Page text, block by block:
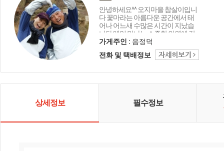
안녕하세요^^ 오지마을 참살이입니
다 꽃마라는 아름다운 공간에서 태
어나 어느새 수많은 시간이 지났습
니다 매일 만나는 소중한 인연에 감
사드리며 오늘도 좋은 상품 감사의
마음을 담아 행복 미소로 전해드립
니다 함께해 주셔서 고맙습니다 ^_^
가게주인 : 음정덕
전화 및 택배정보
상세정보 필수정보